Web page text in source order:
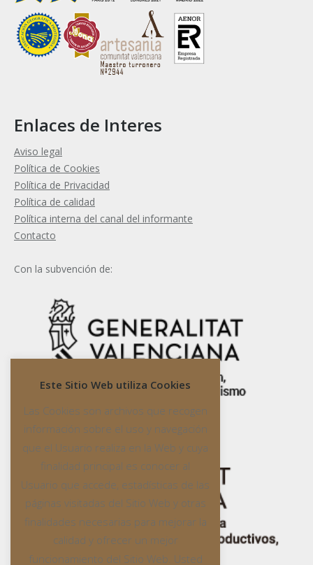
Enlaces de Interes
Aviso legal
Política de Cookies
Política de Privacidad
Política de calidad
Política interna del canal del informante
Contacto
Con la subvención de:
Este Sitio Web utiliza Cookies
Las Cookies son archivos que recogen
información sobre el uso y navegación
que el Usuario realiza en la Web y cuya
finalidad principal es conocer al
Usuario que accede, estadísticas de las
páginas visitadas del Sitio Web y otras
finalidades necesarias para mejorar la
calidad y ofrecer un mejor
funcionamiento del Sitio Web. Usted